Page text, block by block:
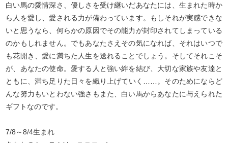
白い馬の愛情深さ、優しさを受け継いだあなたには、生まれた時か
ら人を愛し、愛される力が備わっています。もしそれが実感できな
いと思うなら、何らかの原因でその能力が封印されてしまっている
のかもしれません。でもあなたさえその気になれば、それはいつで
も花開き、愛に満ちた人生を送れることでしょう。そしてそれこそ
が、あなたの使命。愛する人と強い絆を結び、大切な家族や友達と
ともに、満ち足りた日々を織り上げていく……。そのためにならど
んな努力もいとわない強さもまた、白い馬からあなたに与えられた
ギフトなのです。
7/8～8/4生まれ